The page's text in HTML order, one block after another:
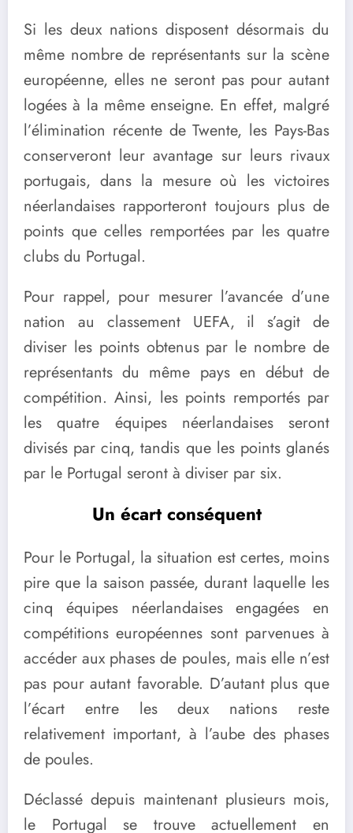
Si les deux nations disposent désormais du
même nombre de représentants sur la scène
européenne, elles ne seront pas pour autant
logées à la même enseigne. En effet, malgré
l’élimination récente de Twente, les Pays-Bas
conserveront leur avantage sur leurs rivaux
portugais, dans la mesure où les victoires
néerlandaises rapporteront toujours plus de
points que celles remportées par les quatre
clubs du Portugal.
Pour rappel, pour mesurer l’avancée d’une
nation au classement UEFA, il s’agit de
diviser les points obtenus par le nombre de
représentants du même pays en début de
compétition. Ainsi, les points remportés par
les quatre équipes néerlandaises seront
divisés par cinq, tandis que les points glanés
par le Portugal seront à diviser par six.
Un écart conséquent
Pour le Portugal, la situation est certes, moins
pire que la saison passée, durant laquelle les
cinq équipes néerlandaises engagées en
compétitions européennes sont parvenues à
accéder aux phases de poules, mais elle n’est
pas pour autant favorable. D’autant plus que
l’écart entre les deux nations reste
relativement important, à l’aube des phases
de poules.
Déclassé depuis maintenant plusieurs mois,
le Portugal se trouve actuellement en